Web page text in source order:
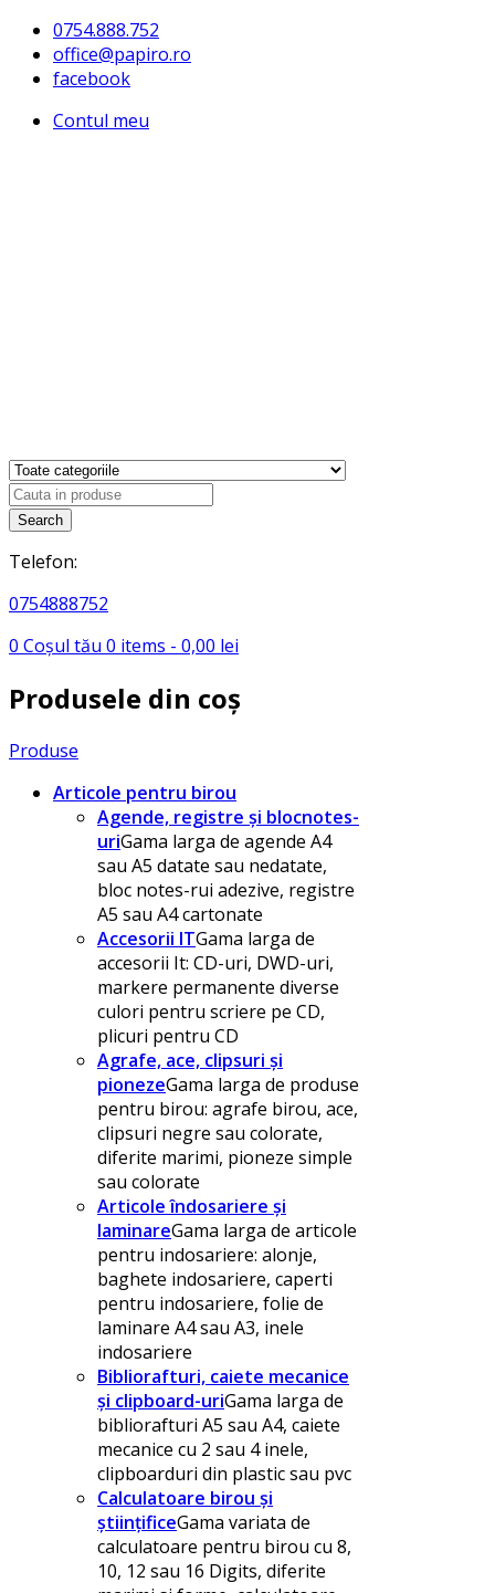
0754.888.752
office@papiro.ro
facebook
Contul meu
Products
search
Search
Telefon:
0754888752
0 Coșul tău 0 items - 0,00 lei
Produsele din coș
Produse
Articole pentru birou
Agende, registre și blocnotes-
uriGama larga de agende A4
sau A5 datate sau nedatate,
bloc notes-rui adezive, registre
A5 sau A4 cartonate
Accesorii ITGama larga de
accesorii It: CD-uri, DWD-uri,
markere permanente diverse
culori pentru scriere pe CD,
plicuri pentru CD
Agrafe, ace, clipsuri și
pionezeGama larga de produse
pentru birou: agrafe birou, ace,
clipsuri negre sau colorate,
diferite marimi, pioneze simple
sau colorate
Articole îndosariere și
laminareGama larga de articole
pentru indosariere: alonje,
baghete indosariere, caperti
pentru indosariere, folie de
laminare A4 sau A3, inele
indosariere
Bibliorafturi, caiete mecanice
și clipboard-uriGama larga de
bibliorafturi A5 sau A4, caiete
mecanice cu 2 sau 4 inele,
clipboarduri din plastic sau pvc
Calculatoare birou și
științificeGama variata de
calculatoare pentru birou cu 8,
10, 12 sau 16 Digits, diferite